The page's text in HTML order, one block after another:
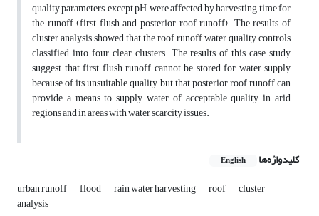
quality parameters, except pH, were affected by harvesting time for
the runoff (first flush and posterior roof runoff). The results of
cluster analysis showed that the roof runoff water quality controls
classified into four clear clusters. The results of this case study
suggest that first flush runoff cannot be stored for water supply
because of its unsuitable quality, but that posterior roof runoff can
provide a means to supply water of acceptable quality in arid
regions and in areas with water scarcity issues.
کلیدواژه‌ها English
urban runoff flood rain water harvesting roof cluster
analysis